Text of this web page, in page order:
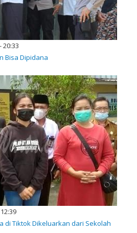
20:33
Bisa Dipidana
di Tiktok Dikeluarkan dari Sekolah